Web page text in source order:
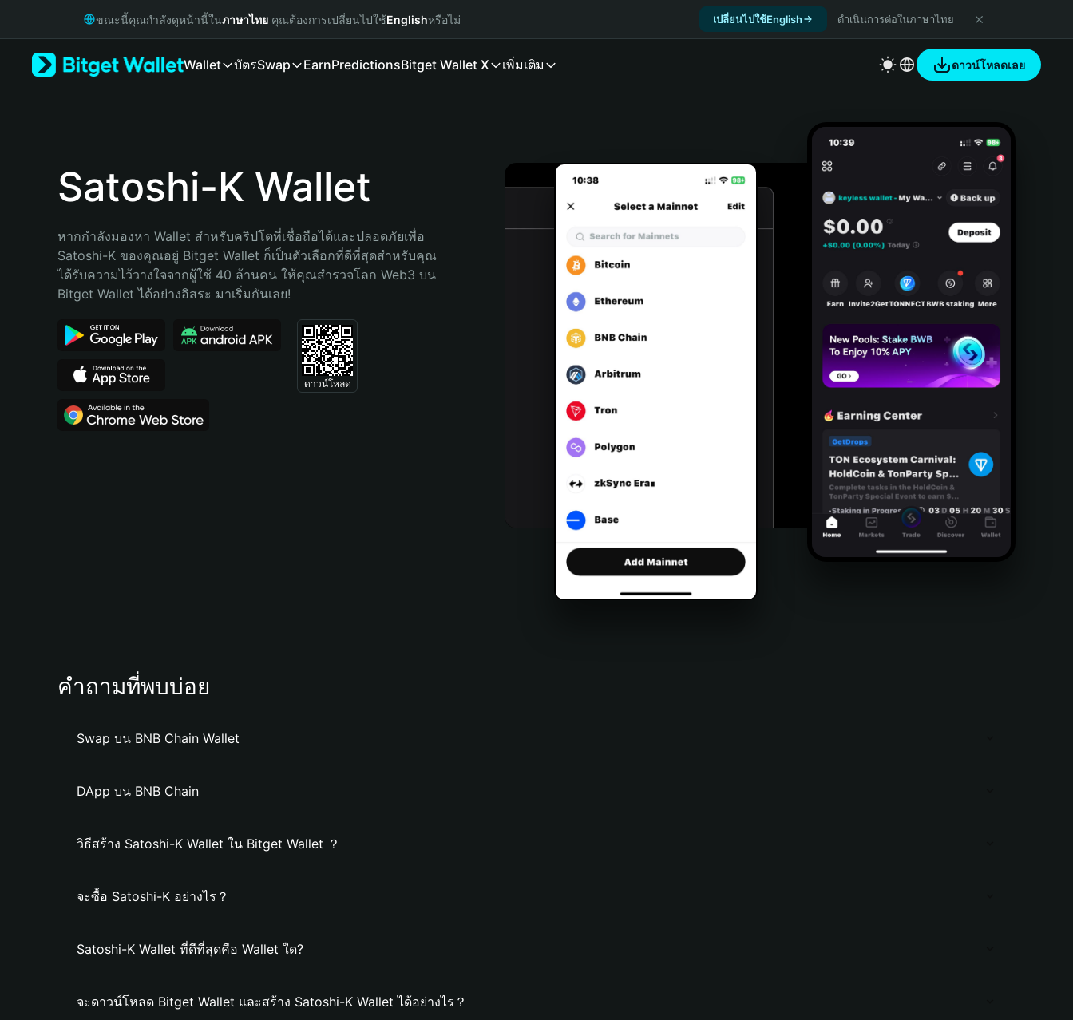
Русский
Bahasa Indonesia
Português (Brasil)
ขณะนี้คุณกำลังดูหน้านี้ในภาษาไทย คุณต้องการเปลี่ยนไปใช้Englishหรือไม่ เปลี่ยนไปใช้English ดำเนินการต่อในภาษาไทย
Wallet บัตรSwap EarnPredictionsBitget Wallet X เพิ่มเติม ดาวน์โหลดเลย
Satoshi-K Wallet
หากกำลังมองหา Wallet สำหรับคริปโตที่เชื่อถือได้และปลอดภัยเพื่อ
Satoshi-K ของคุณอยู่ Bitget Wallet ก็เป็นตัวเลือกที่ดีที่สุดสำหรับคุณ
ได้รับความไว้วางใจจากผู้ใช้ 40 ล้านคน ให้คุณสำรวจโลก Web3 บน
Bitget Wallet ได้อย่างอิสระ มาเริ่มกันเลย!
ดาวน์โหลด
คำถามที่พบบ่อย
Swap บน BNB Chain Wallet
DApp บน BNB Chain
วิธีสร้าง Satoshi-K Wallet ใน Bitget Wallet ？
จะซื้อ Satoshi-K อย่างไร？
Satoshi-K Wallet ที่ดีที่สุดคือ Wallet ใด?
จะดาวน์โหลด Bitget Wallet และสร้าง Satoshi-K Wallet ได้อย่างไร？